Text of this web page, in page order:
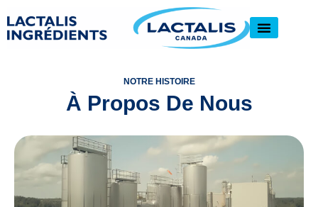
NOTRE HISTOIRE
À Propos De Nous